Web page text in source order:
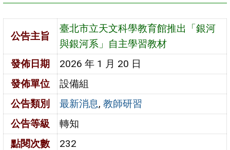
區
公告主旨
臺北市立天文科學教育館推出「銀河
與銀河系」自主學習教材
發佈日期
2026 年 1 月 20 日
發佈單位
設備組
公告類別
最新消息,教師研習
公告等級
轉知
點閱次數
232